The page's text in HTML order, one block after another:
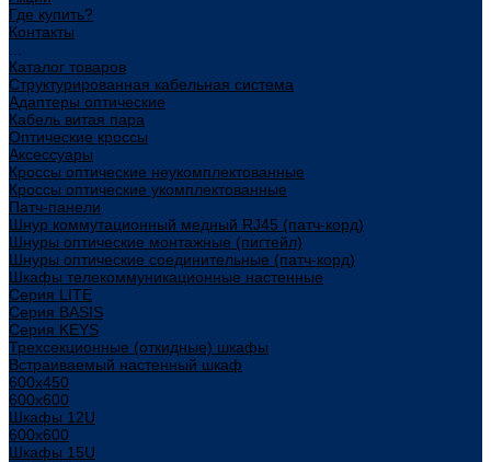
Где купить?
Контакты
Каталог товаров
Структурированная кабельная система
Адаптеры оптические
Кабель витая пара
Оптические кроссы
Аксессуары
Кроссы оптические неукомплектованные
Кроссы оптические укомплектованные
Патч-панели
Шнур коммутационный медный RJ45 (патч-корд)
Шнуры оптические монтажные (пигтейл)
Шнуры оптические соединительные (патч-корд)
Шкафы телекоммуникационные настенные
Cерия LITE
Cерия BASIS
Cерия KEYS
Трехсекционные (откидные) шкафы
Встраиваемый настенный шкаф
600x450
600x600
Шкафы 12U
600x600
Шкафы 15U